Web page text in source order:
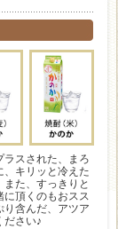
ラスされた、まろ
、キリッと冷えた
た、すっきりと
に頂くのもおスス
り含んだ、アツア
ださい♪